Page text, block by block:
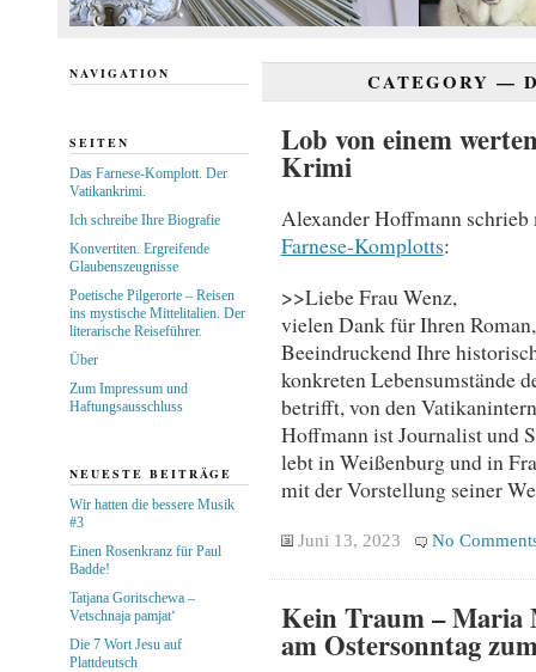
CATEGORY —
Lob von einem
Krimi
Alexander Hoffmann
Farnese-Komplotts:
>>Liebe Frau Wenz,
vielen Dank für Ihren
Beeindruckend Ihre
konkreten Lebensumstände
betrifft, von den
Hoffmann ist Journalist und
lebt in Weißenburg und in
mit der Vorstellung seiner
Juni 13, 2023 No
Kein Traum – Maria
am Ostersonntag
NAVIGATION
SEITEN
Das Farnese-Komplott. Der
Vatikankrimi.
Ich schreibe Ihre Biografie
Konvertiten. Ergreifende
Glaubenszeugnisse
Poetische Pilgerorte – Reisen
ins mystische Mittelitalien. Der
literarische Reiseführer.
Über
Zum Impressum und
Haftungsausschluss
NEUESTE BEITRÄGE
Wir hatten die bessere Musik
#3
Einen Rosenkranz für Paul
Badde!
Tatjana Goritschewa –
Vetschnaja pamjat‘
Die 7 Wort Jesu auf
Plattdeutsch